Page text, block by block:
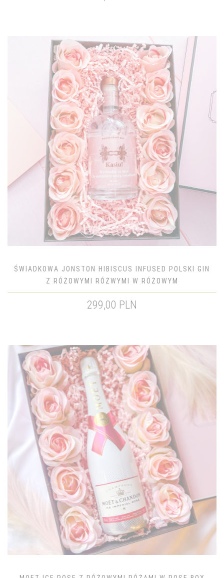
ŚWIADKOWA JONSTON HIBISCUS INFUSED POLSKI GIN
Z RÓŻOWYMI RÓŻWYMI W RÓŻOWYM
299,00 PLN